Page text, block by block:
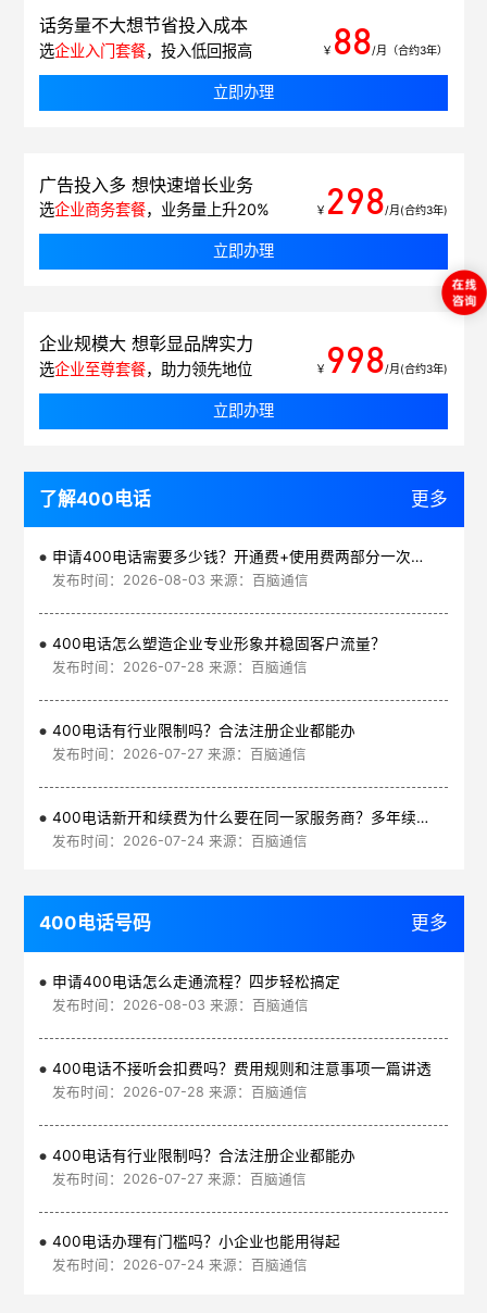
话务量不大想节省投入成本
选企业入门套餐，投入低回报高 ￥ 88/月（合约3年）
立即办理
广告投入多 想快速增长业务
选企业商务套餐，业务量上升20% ￥ 298/月(合约3年)
立即办理
企业规模大 想彰显品牌实力
选企业至尊套餐，助力领先地位 ￥ 998/月(合约3年)
立即办理
了解400电话 更多
申请400电话需要多少钱？开通费+使用费两部分一次讲清
发布时间：2026-08-03 来源：百脑通信
400电话怎么塑造企业专业形象并稳固客户流量？
发布时间：2026-07-28 来源：百脑通信
400电话有行业限制吗？合法注册企业都能办
发布时间：2026-07-27 来源：百脑通信
400电话新开和续费为什么要在同一家服务商？多年续费更划算
发布时间：2026-07-24 来源：百脑通信
400电话号码 更多
申请400电话怎么走通流程？四步轻松搞定
发布时间：2026-08-03 来源：百脑通信
400电话不接听会扣费吗？费用规则和注意事项一篇讲透
发布时间：2026-07-28 来源：百脑通信
400电话有行业限制吗？合法注册企业都能办
发布时间：2026-07-27 来源：百脑通信
400电话办理有门槛吗？小企业也能用得起
发布时间：2026-07-24 来源：百脑通信